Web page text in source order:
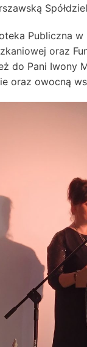
Publiczna
oraz
do Pani Iwony
oraz owocną